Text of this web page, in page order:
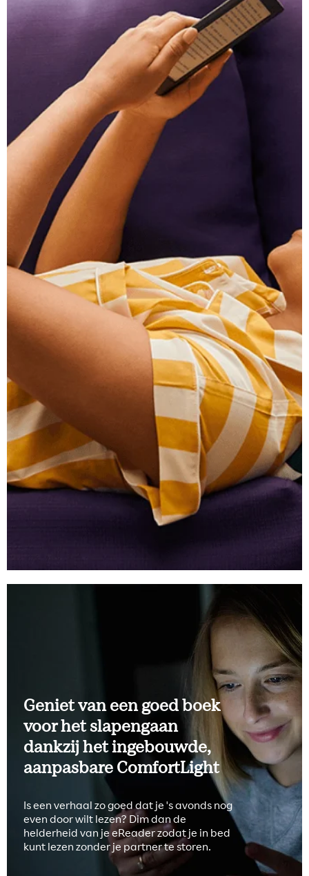
Geniet van een goed boek
voor het slapengaan
dankzij het ingebouwde,
aanpasbare ComfortLight
Is een verhaal zo goed dat je 's avonds nog
even door wilt lezen? Dim dan de
helderheid van je eReader zodat je in bed
kunt lezen zonder je partner te storen.